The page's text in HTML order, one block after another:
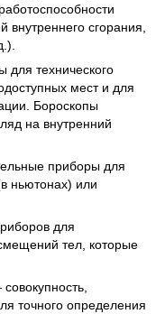
внутреннего сгорания,
технического
мест и для
Бороскопы
на внутренний
приборы для
ньютонах) или
для
тел, которые
точного определения